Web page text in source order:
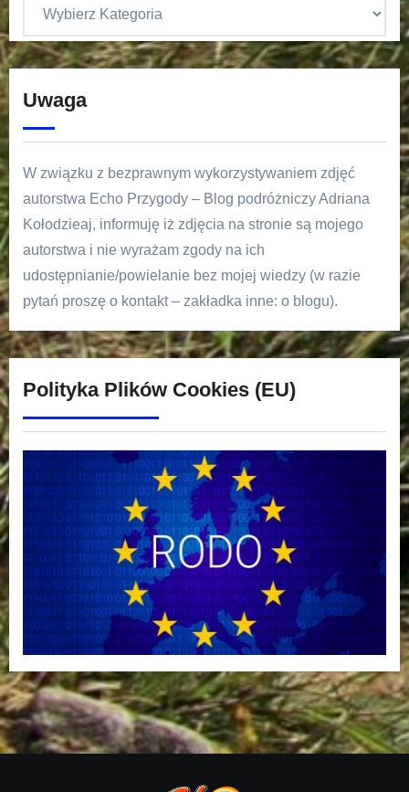
Uwaga
W związku z bezprawnym wykorzystywaniem zdjęć
autorstwa Echo Przygody – Blog podróżniczy Adriana
Kołodzieaj, informuję iż zdjęcia na stronie są mojego
autorstwa i nie wyrażam zgody na ich
udostępnianie/powielanie bez mojej wiedzy (w razie
pytań proszę o kontakt – zakładka inne: o blogu).
Polityka Plików Cookies (EU)